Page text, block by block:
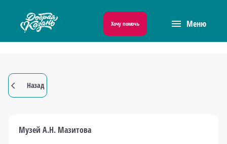
Хочу помочь menu Меню
arrow_back_ios Назад
Музей А.Н. Мазитова